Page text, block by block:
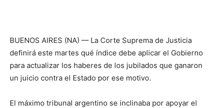
BUENOS AIRES (NA) — La Corte Suprema de Justicia
definirá este martes qué índice debe aplicar el Gobierno
para actualizar los haberes de los jubilados que ganaron
un juicio contra el Estado por ese motivo.
El máximo tribunal argentino se inclinaba por apoyar el